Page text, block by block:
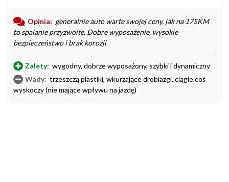
Opinia: generalnie auto warte swojej ceny, jak na 175KM
to spalanie przyzwoite. Dobre wyposażenie, wysokie
bezpieczeństwo i brak korozji.
Zalety: wygodny, dobrze wyposażony, szybki i dynamiczny
Wady: trzeszczą plastiki, wkurzające drobiazgi..ciągle coś
wyskoczy (nie mające wpływu na jazdę)